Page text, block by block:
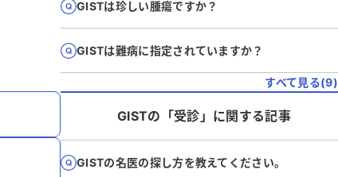
GISTは珍しい腫瘍ですか？
GISTは難病に指定されていますか？
すべて見る(9)
GISTの「受診 」に関する記事
GISTの名医の探し方を教えてください。